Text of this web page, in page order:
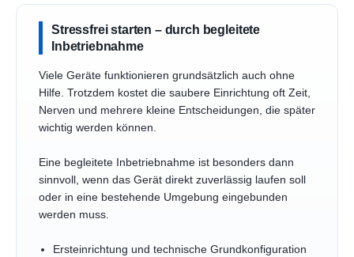
Stressfrei starten – durch begleitete
Inbetriebnahme
Viele Geräte funktionieren grundsätzlich auch ohne
Hilfe. Trotzdem kostet die saubere Einrichtung oft Zeit,
Nerven und mehrere kleine Entscheidungen, die später
wichtig werden können.
Eine begleitete Inbetriebnahme ist besonders dann
sinnvoll, wenn das Gerät direkt zuverlässig laufen soll
oder in eine bestehende Umgebung eingebunden
werden muss.
Ersteinrichtung und technische Grundkonfiguration